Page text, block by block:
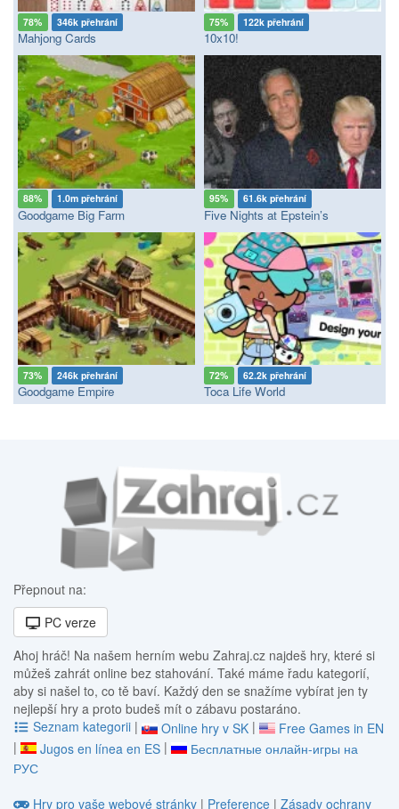
78% 346k přehrání
Mahjong Cards
75% 122k přehrání
10x10!
88% 1.0m přehrání
Goodgame Big Farm
95% 61.6k přehrání
Five Nights at Epstein’s
73% 246k přehrání
Goodgame Empire
72% 62.2k přehrání
Toca Life World
Přepnout na:
PC verze
Ahoj hráč! Na našem herním webu Zahraj.cz najdeš hry, které si
můžeš zahrát online bez stahování. Také máme řadu kategorií,
aby si našel to, co tě baví. Každý den se snažíme vybírat jen ty
nejlepší hry a proto budeš mít o zábavu postaráno.
Seznam kategorii | Online hry v SK |
Free Games in EN
|
Jugos en línea en ES |
Бесплатные онлайн-игры на
РУС
Hry pro vaše webové stránky | Preference | Zásady ochrany